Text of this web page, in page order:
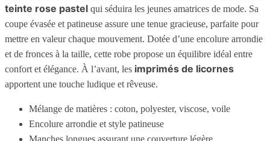
teinte rose pastel qui séduira les jeunes amatrices de mode. Sa
coupe évasée et patineuse assure une tenue gracieuse, parfaite pour
mettre en valeur chaque mouvement. Dotée d’une encolure arrondie
et de fronces à la taille, cette robe propose un équilibre idéal entre
confort et élégance. À l’avant, les imprimés de licornes
apportent une touche ludique et rêveuse.
Mélange de matières : coton, polyester, viscose, voile
Encolure arrondie et style patineuse